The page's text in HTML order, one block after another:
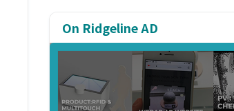
On Ridgeline AD